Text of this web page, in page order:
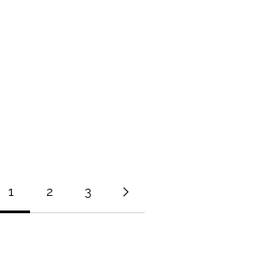
1 2 3